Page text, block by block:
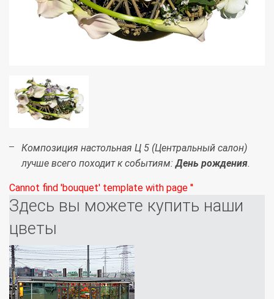
Композиция настольная Ц 5 (Центральный салон)
лучше всего походит к событиям:День рождения.
Cannot find 'bouquet' template with page ''
Здесь вы можете купить наши
цветы